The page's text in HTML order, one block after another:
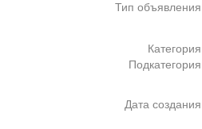
Тип объявления
Категория
Подкатегория
Дата создания